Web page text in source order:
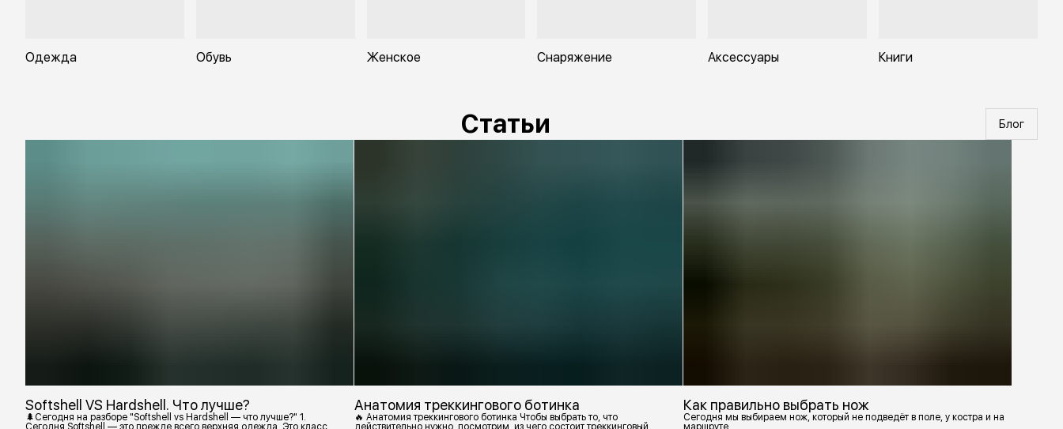
Одежда Обувь Женское Снаряжение Аксессуары Книги
Статьи Блог
Softshell VS Hardshell. Что лучше?
🌲Сегодня на разборе "Softshell vs Hardshell — что лучше?" 1.
Сегодня Softshell — это прежде всего верхняя одежда. Это класс
Анатомия треккингового ботинка
🔥 Анатомия треккингового ботинка Чтобы выбрать то, что
действительно нужно, посмотрим, из чего состоит треккинговый
Как правильно выбрать нож
Сегодня мы выбираем нож, который не подведёт в поле, у костра и на
маршруте.